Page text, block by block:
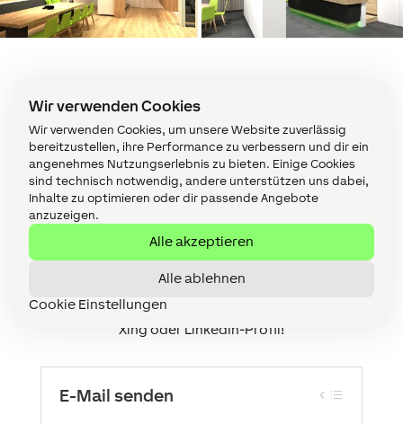
Wir verwenden Cookies
Wir verwenden Cookies, um unsere Website zuverlässig
bereitzustellen, ihre Performance zu verbessern und dir ein
angenehmes Nutzungserlebnis zu bieten. Einige Cookies
sind technisch notwendig, andere unterstützen uns dabei,
Inhalte zu optimieren oder dir passende Angebote
anzuzeigen.
Alle akzeptieren
Alle ablehnen
Cookie Einstellungen
Jetzt bewerben– gerne
auch initiativ!
Dann werden Sie Teil unseres Teams und
bewerben Sie sich jetzt! Wir freuen uns auf Ihre
Upload oder ganz einfach und schnell über Ihr
Xing oder LinkedIn-Profil!
E-Mail senden